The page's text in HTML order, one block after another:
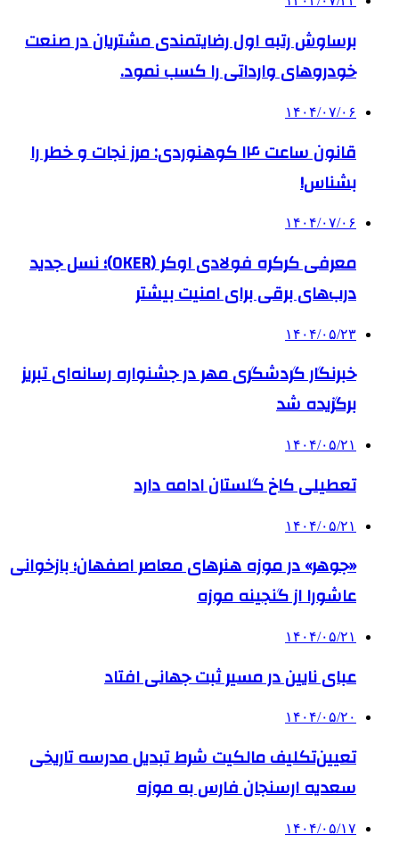
برساوش رتبه اول رضایتمندی مشتریان در صنعت
خودروهای وارداتی را کسب نمود.
۱۴۰۴/۰۷/۰۶
قانون ساعت ۱۴ کوهنوردی: مرز نجات و خطر را
بشناس!
۱۴۰۴/۰۷/۰۶
معرفی کرکره فولادی اوکر (OKER)؛ نسل جدید
درب‌های برقی برای امنیت بیشتر
۱۴۰۴/۰۵/۲۳
خبرنگار گردشگری مهر در جشنواره رسانه‌ای تبریز
برگزیده شد
۱۴۰۴/۰۵/۲۱
تعطیلی کاخ گلستان ادامه دارد
۱۴۰۴/۰۵/۲۱
«جوهر» در موزه هنرهای معاصر اصفهان؛ بازخوانی
عاشورا از گنجینه موزه
۱۴۰۴/۰۵/۲۱
عبای نایین در مسیر ثبت جهانی افتاد
۱۴۰۴/۰۵/۲۰
تعیین‌تکلیف مالکیت شرط تبدیل مدرسه تاریخی
سعدیه ارسنجان فارس به موزه
۱۴۰۴/۰۵/۱۷